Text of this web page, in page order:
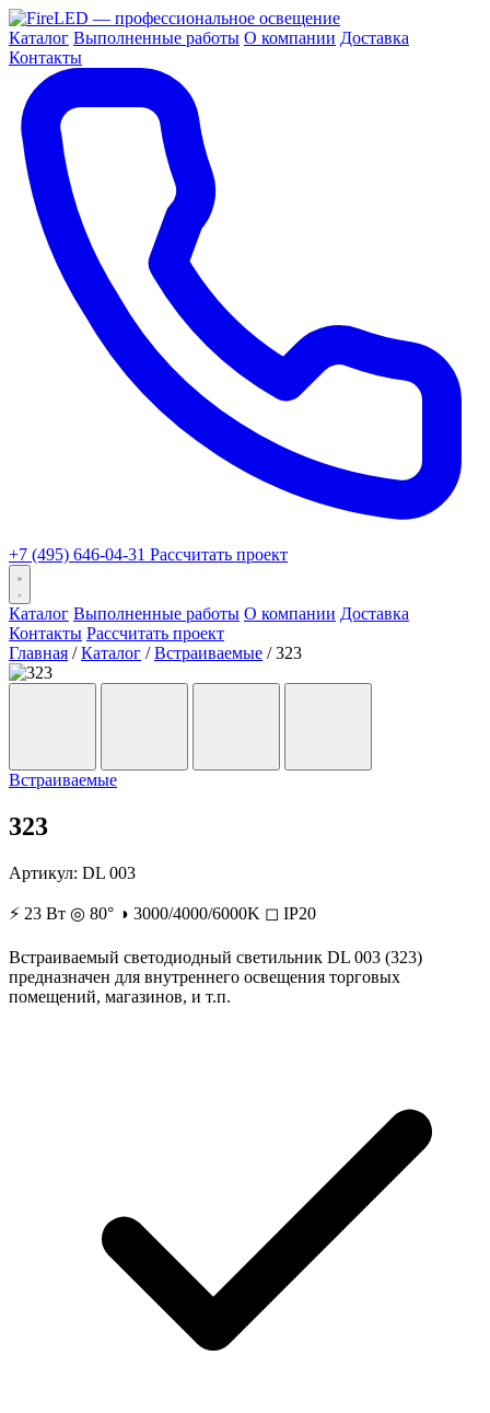
Каталог Выполненные работы О компании Доставка
Контакты
+7 (495) 646-04-31 Рассчитать проект
Каталог Выполненные работы О компании Доставка
Контакты Рассчитать проект
Главная / Каталог / Встраиваемые / 323
Встраиваемые
323
Артикул: DL 003
⚡ 23 Вт ◎ 80° ◑ 3000/4000/6000K ◻ IP20
Встраиваемый светодиодный светильник DL 003 (323)
предназначен для внутреннего освещения торговых
помещений, магазинов, и т.п.